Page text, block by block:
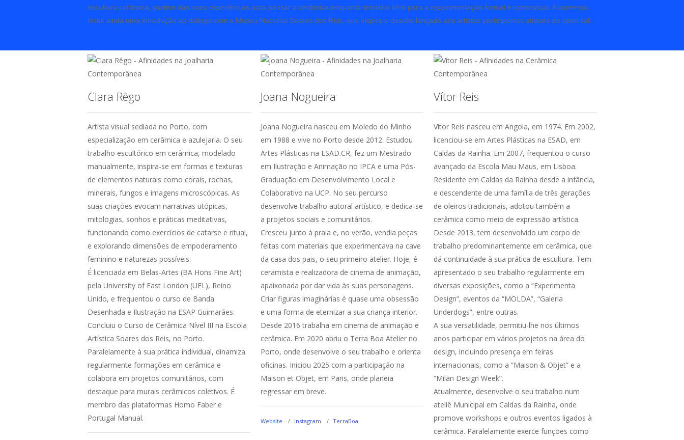
escultura cerâmica, partem das suas experiências para pensar a cerâmica enquanto território fértil para a experimentação formal e conceptual. A conversa
inclui ainda uma introdução ao diálogo com o Museu Nacional Soares dos Reis, que inspira o desafio lançado aos artistas participantes através do open call.
Clara Rêgo
Artista visual sediada no Porto, com
especialização em cerâmica e azulejaria. O seu
trabalho escultórico em cerâmica, modelado
manualmente, inspira-se em formas e texturas
de elementos naturais como corais, rochas,
minerais, fungos e imagens microscópicas. As
suas criações evocam narrativas utópicas,
mitologias, sonhos e práticas meditativas,
funcionando como exercícios de catarse e ritual,
e explorando dimensões de empoderamento
feminino e naturezas possíveis.
É licenciada em Belas-Artes (BA Hons Fine Art)
pela University of East London (UEL), Reino
Unido, e frequentou o curso de Banda
Desenhada e Ilustração na ESAP Guimarães.
Concluiu o Curso de Cerâmica Nível III na Escola
Artística Soares dos Reis, no Porto.
Paralelamente à sua prática individual, dinamiza
regularmente formações em cerâmica e
colabora em projetos comunitários, com
destaque para murais cerâmicos coletivos. É
membro das plataformas Homo Faber e
Portugal Manual.
Joana Nogueira
Joana Nogueira nasceu em Moledo do Minho
em 1988 e vive no Porto desde 2012. Estudou
Artes Plásticas na ESAD.CR, fez um Mestrado
em Ilustração e Animação no IPCA e uma Pós-
Graduação em Desenvolvimento Local e
Colaborativo na UCP. No seu percurso
desenvolve trabalho autoral artístico, e dedica-se
a projetos sociais e comunitários.
Cresceu junto à praia e, no verão, vendia peças
feitas com materiais que experimentava na cave
da casa dos pais, o seu primeiro atelier. Hoje, é
ceramista e realizadora de cinema de animação,
apaixonada por dar vida às suas personagens.
Criar figuras imaginárias é quase uma obsessão
e uma forma de eternizar a sua criança interior.
Desde 2016 trabalha em cinema de animação e
cerâmica. Em 2020 abriu o Terra Boa Atelier no
Porto, onde desenvolve o seu trabalho e orienta
oficinas. Iniciou 2025 com a participação na
Maison et Objet, em Paris, onde planeia
regressar em breve.
Website Instagram TerraBoa
Vítor Reis
Vítor Reis nasceu em Angola, em 1974. Em 2002,
licenciou-se em Artes Plásticas na ESAD, em
Caldas da Rainha. Em 2007, frequentou o curso
avançado da Escola Mau Maus, em Lisboa.
Residente em Caldas da Rainha desde a infância,
e descendente de uma família de três gerações
de oleiros tradicionais, adotou também a
cerâmica como meio de expressão artística.
Desde 2013, tem desenvolvido um corpo de
trabalho predominantemente em cerâmica, que
dá continuidade à sua prática de escultura. Tem
apresentado o seu trabalho regularmente em
diversas exposições, como a “Experimenta
Design”, eventos da “MOLDA”, “Galeria
Underdogs”, entre outras.
A sua versatilidade, permitiu-lhe nos últimos
anos participar em vários projetos na área do
design, incluindo presença em feiras
internacionais, como a “Maison & Objet” e a
“Milan Design Week”.
Atualmente, desenvolve o seu trabalho num
ateliê Municipal em Caldas da Rainha, onde
promove workshops e outros eventos ligados à
cerâmica. Paralelamente exerce funções como